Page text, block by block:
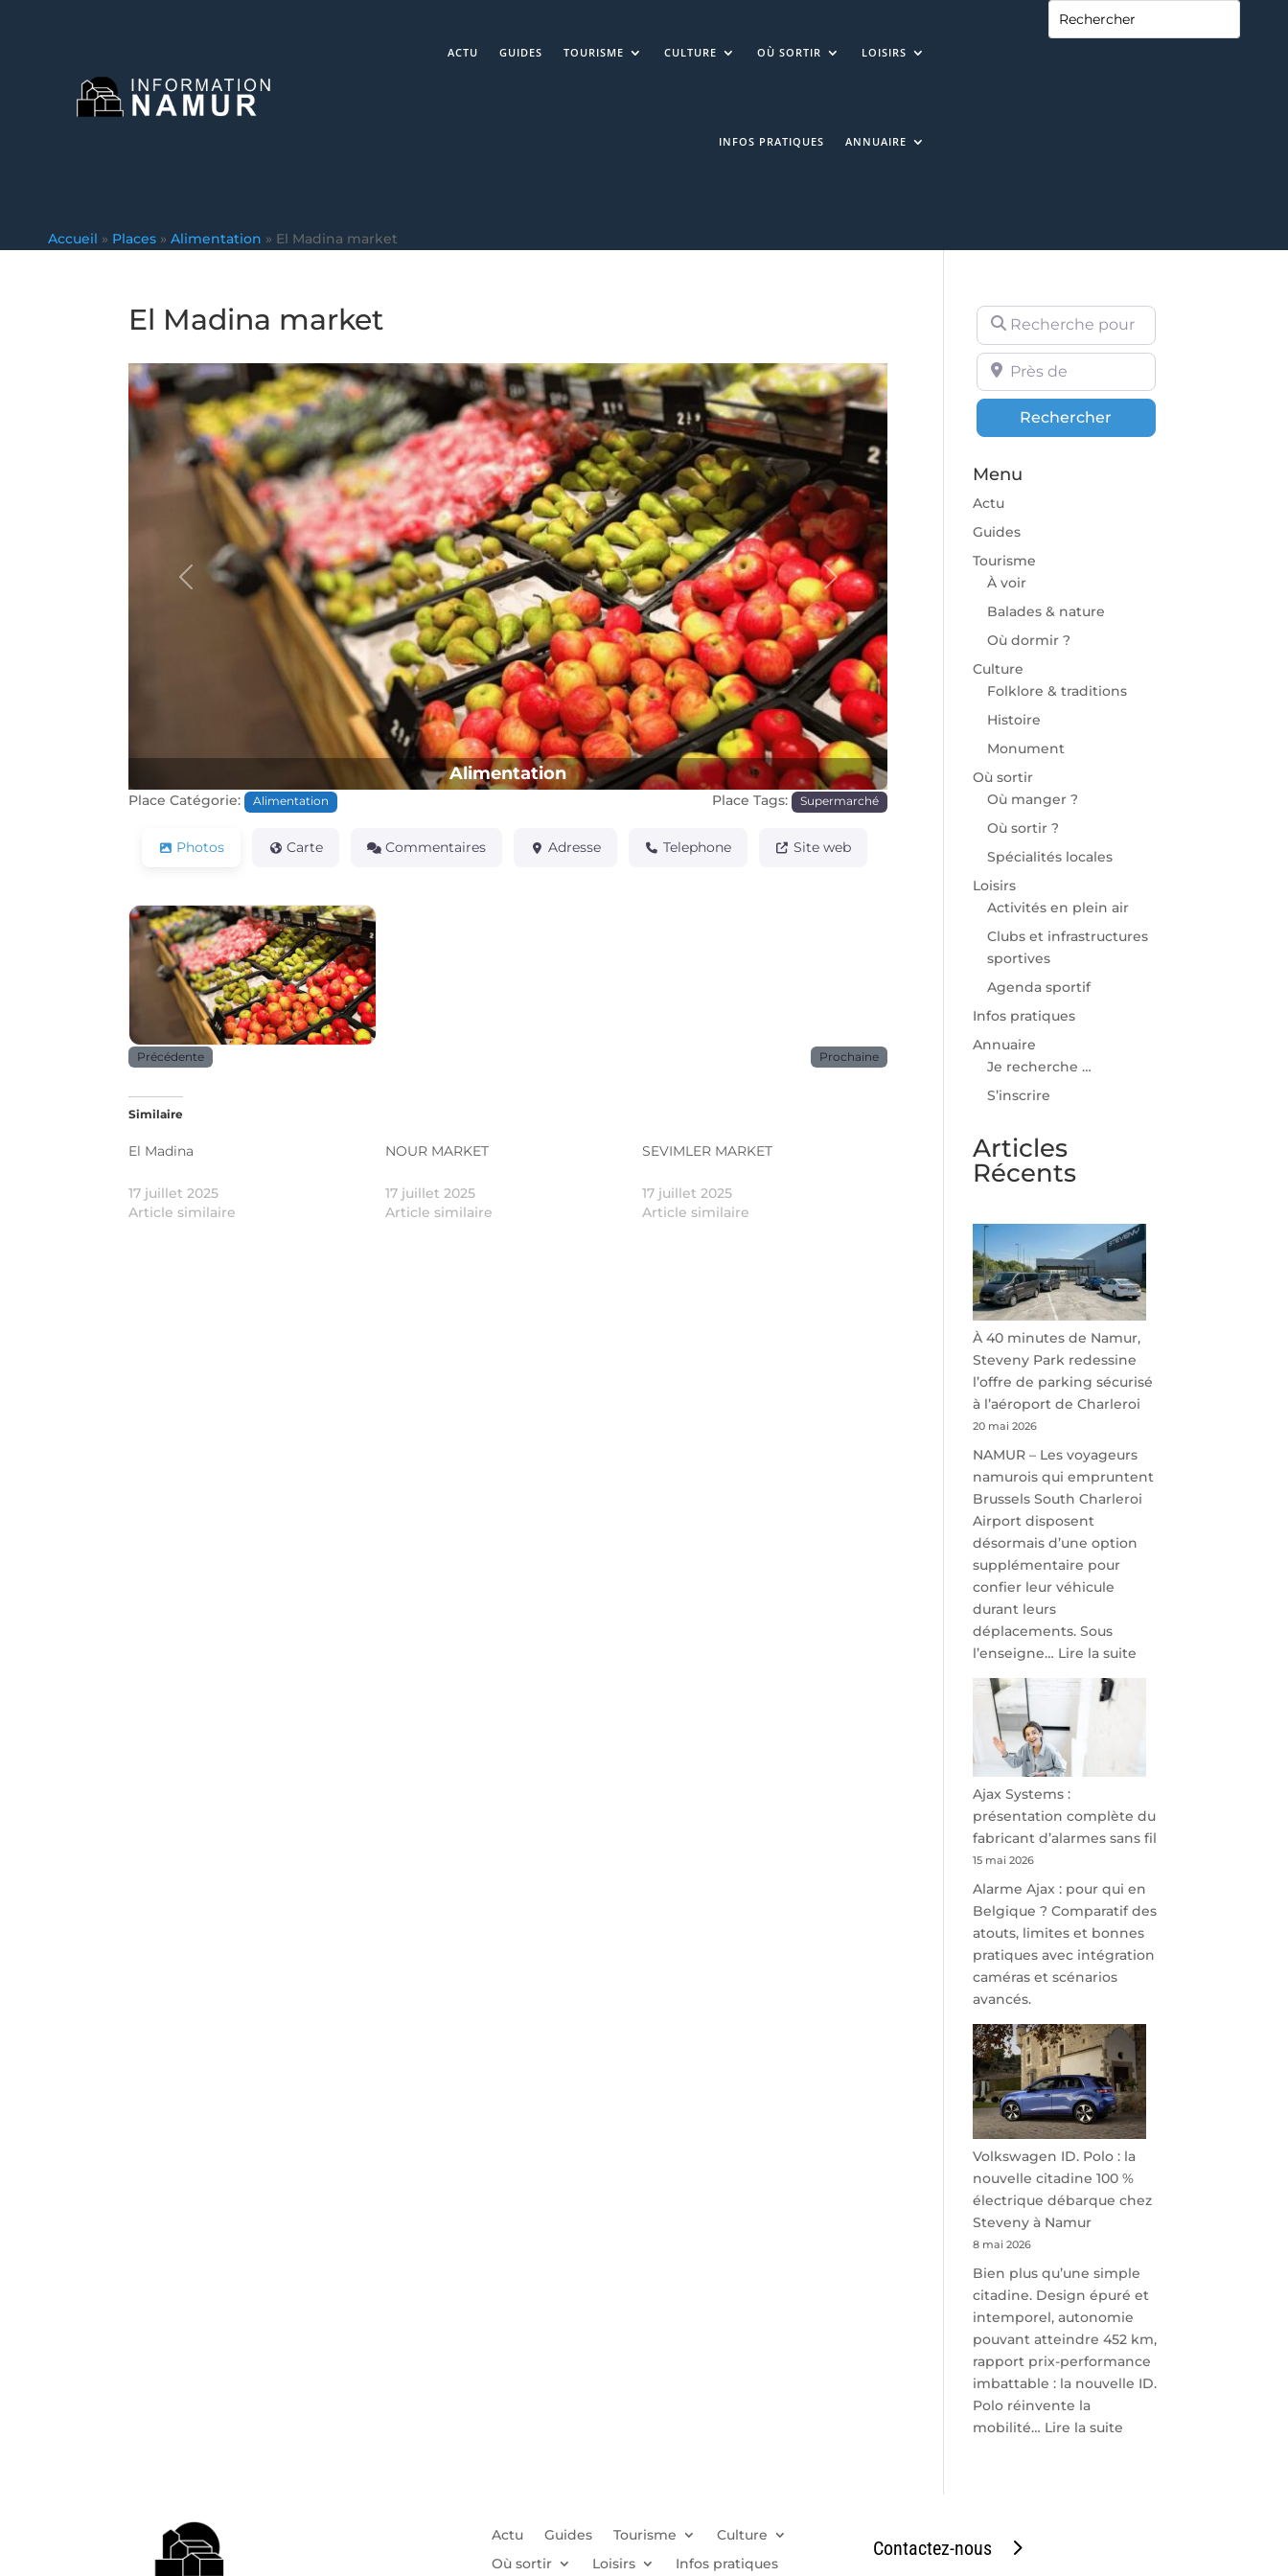
ACTU GUIDES TOURISME CULTURE OÙ SORTIR LOISIRS
INFOS PRATIQUES ANNUAIRE
Accueil » Places » Alimentation » El Madina market
El Madina market
Alimentation
Précédente Prochaine
Place Catégorie: Alimentation Place Tags: Supermarché
Photos Carte Commentaires Adresse Telephone Site web
Alimentation
Précédente Prochaine
Similaire
El Madina
17 juillet 2025
Article similaire
NOUR MARKET
17 juillet 2025
Article similaire
SEVIMLER MARKET
17 juillet 2025
Article similaire
Recherche pour
Près de
Rechercher
Menu
Actu
Guides
Tourisme
À voir
Balades & nature
Où dormir ?
Culture
Folklore & traditions
Histoire
Monument
Où sortir
Où manger ?
Où sortir ?
Spécialités locales
Loisirs
Activités en plein air
Clubs et infrastructures
sportives
Agenda sportif
Infos pratiques
Annuaire
Je recherche …
S’inscrire
Articles
Récents
À 40 minutes de Namur,
Steveny Park redessine
l’offre de parking sécurisé
à l’aéroport de Charleroi
20 mai 2026
NAMUR – Les voyageurs
namurois qui empruntent
Brussels South Charleroi
Airport disposent
désormais d’une option
supplémentaire pour
confier leur véhicule
durant leurs
déplacements. Sous
l’enseigne… Lire la suite
Park
redessine
parking
sécurisé
à
l’aéroport
Ajax Systems :
présentation complète du
fabricant d’alarmes sans fil
15 mai 2026
Alarme Ajax : pour qui en
Belgique ? Comparatif des
atouts, limites et bonnes
pratiques avec intégration
caméras et scénarios
avancés.
Volkswagen ID. Polo : la
nouvelle citadine 100 %
électrique débarque chez
Steveny à Namur
8 mai 2026
Bien plus qu’une simple
citadine. Design épuré et
intemporel, autonomie
pouvant atteindre 452 km,
rapport prix-performance
imbattable : la nouvelle ID.
Polo réinvente la
mobilité… Lire la suite
Actu Guides Tourisme
Culture
Où sortir
Loisirs Infos pratiques
Contactez-nous